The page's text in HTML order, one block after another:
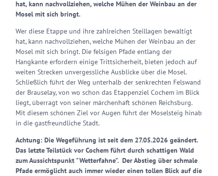
hat, kann nachvollziehen, welche Mühen der Weinbau an der
Mosel mit sich bringt.
Wer diese Etappe und ihre zahlreichen Steillagen bewältigt
hat, kann nachvollziehen, welche Mühen der Weinbau an der
Mosel mit sich bringt. Die felsigen Pfade entlang der
Hangkante erfordern einige Trittsicherheit, bieten jedoch auf
weiten Strecken unvergessliche Ausblicke über die Mosel.
Schließlich führt der Weg unterhalb der senkrechten Felswand
der Brauselay, von wo schon das Etappenziel Cochem im Blick
liegt, überragt von seiner märchenhaft schönen Reichsburg.
Mit diesem schönen Ziel vor Augen führt der Moselsteig hinab
in die gastfreundliche Stadt.
Achtung: Die Wegeführung ist seit dem 27.05.2026 geändert.
Das letzte Teilstück vor Cochem führt durch schattigen Wald
zum Aussichtspunkt "Wetterfahne". Der Abstieg über schmale
Pfade ermöglicht auch immer wieder einen tollen Blick auf die